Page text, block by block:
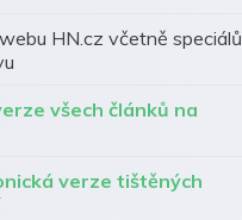
HN.cz včetně speciálů
všech článků na
verze tištěných